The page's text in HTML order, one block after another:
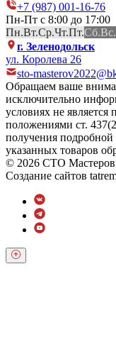
+7 (987) 001-16-76
Пн-Пт с 8:00 до 17:00
Пн.Вт.Ср.Чт.Пт.Сб.Вс.
г. Зеленодольск
ул. Королева 26
sto-
Обращаем ваше
исключительно
условиях не
положениями ст.
получения
указанных товаров
© 2026 СТО Мастеров
Создание сайтов